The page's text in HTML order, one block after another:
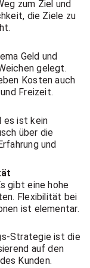
zum Ziel und
die Ziele zu
Geld und
gelegt.
Kosten auch
Freizeit.
es ist kein
über die
und
gibt eine hohe
Flexibilität bei
ist elementar.
Strategie ist die
auf den
Kunden.